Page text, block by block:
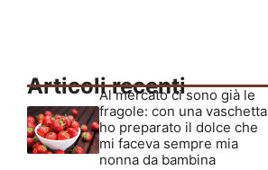
Articoli recenti
Al mercato ci sono già le
fragole: con una vaschetta
ho preparato il dolce che
mi faceva sempre mia
nonna da bambina